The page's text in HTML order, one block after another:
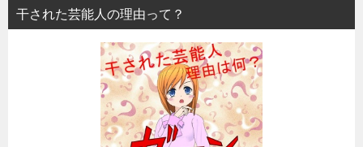
干された芸能人の理由って？